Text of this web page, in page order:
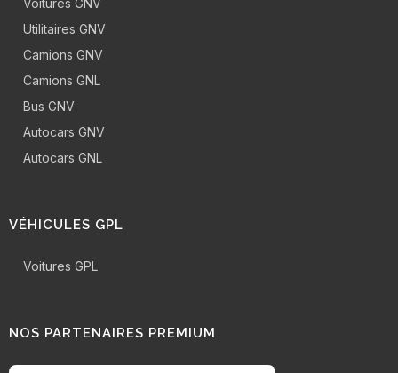
Utilitaires GNV
Camions GNV
Camions GNL
Bus GNV
Autocars GNV
Autocars GNL
VÉHICULES GPL
Voitures GPL
NOS PARTENAIRES PREMIUM